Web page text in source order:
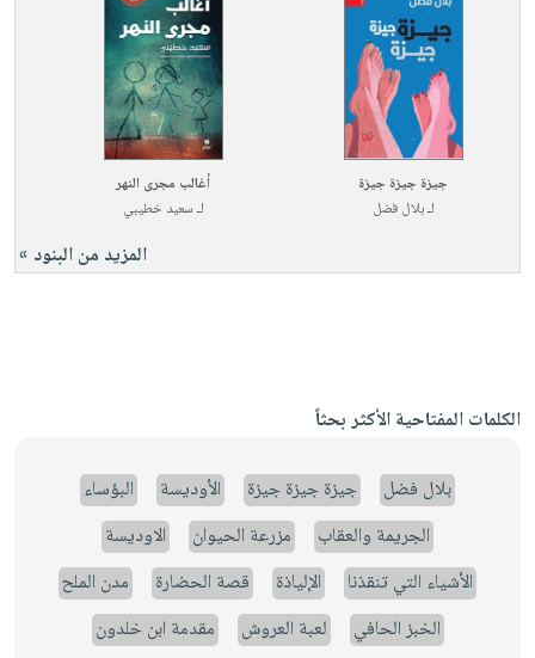
جيزة جيزة جيزة
لـبلال فضل
أغالب مجرى النهر
لـسعيد خطيبي
المزيد من البنود »
الكلمات المفتاحية الأكثر بحثاً
بلال فضل جيزة جيزة جيزة الأوديسة
البؤساء
الجريمة والعقاب
مزرعة الحيوان
الاوديسة
الأشياء التي تنقذنا
الإلياذة قصة الحضارة
مدن الملح
الخبز الحافي
لعبة العروش
مقدمة ابن خلدون